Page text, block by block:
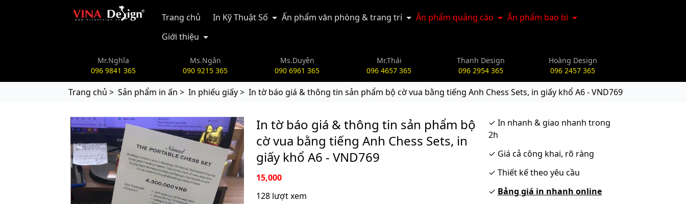
vinadesign.vn
Trang chủ In Kỹ Thuật Số Ấn phẩm văn phòng & trang trí Ấn phẩm quảng cáo
Ấn phẩm bao bì
Giới thiệu
Mr.Nghĩa
096 9841 365
Ms.Ngân
090 9215 365
Ms.Duyên
090 6961 365
Mr.Thái
096 4657 365
Thanh Design
096 2954 365
Hoàng Design
096 2457 365
Trang chủ > Sản phẩm in ấn > In phiếu giấy > In tờ báo giá & thông tin sản phẩm bộ cờ vua bằng tiếng Anh Chess Sets, in giấy khổ A6 - VND769
In tờ báo giá & thông tin sản phẩm bộ
cờ vua bằng tiếng Anh Chess Sets, in
giấy khổ A6 - VND769
15,000
128 lượt xem
✓ In nhanh & giao nhanh trong
2h
✓ Giá cả công khai, rõ ràng
✓ Thiết kế theo yêu cầu
✓ Bảng giá in nhanh online